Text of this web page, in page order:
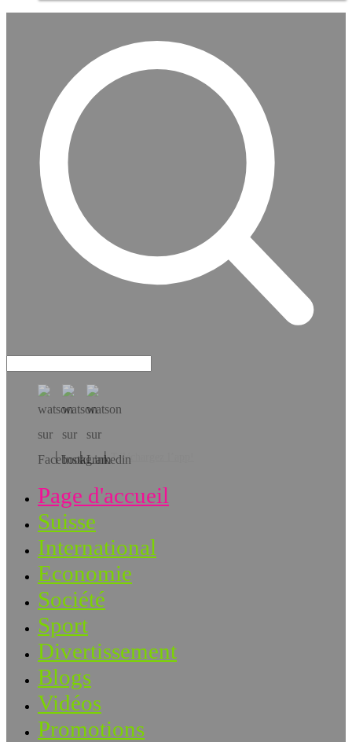
Téléchargez l’app!
Page d'accueil
Suisse
International
Economie
Société
Sport
Divertissement
Blogs
Vidéos
Promotions